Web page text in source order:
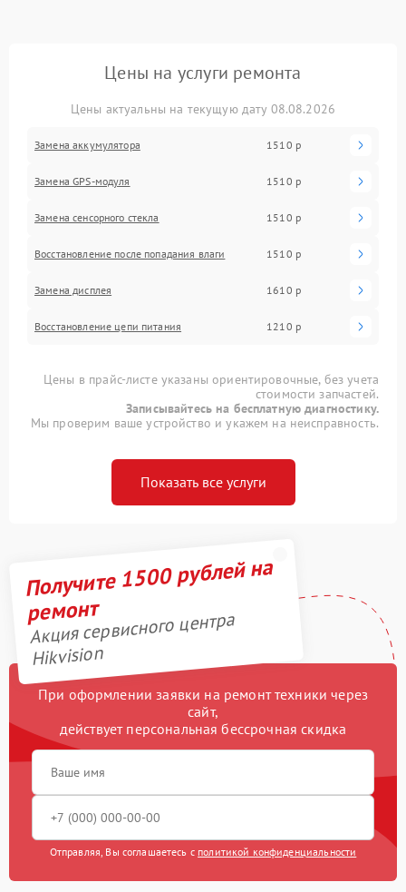
Цены на услуги ремонта
Цены актуальны на текущую дату 08.08.2026
Замена аккумулятора 1510 р
Замена GPS-модуля 1510 р
Замена сенсорного стекла 1510 р
Восстановление после попадания влаги 1510 р
Замена дисплея 1610 р
Восстановление цепи питания 1210 р
Цены в прайс-листе указаны ориентировочные, без учета
стоимости запчастей.
Записывайтесь на бесплатную диагностику.
Мы проверим ваше устройство и укажем на неисправность.
Показать все услуги
Получите 1500 рублей на
ремонт
Акция сервисного центра
Hikvision
При оформлении заявки на ремонт техники через
сайт,
действует персональная бессрочная скидка
Отправляя, Вы соглашаетесь с политикой конфиденциальности